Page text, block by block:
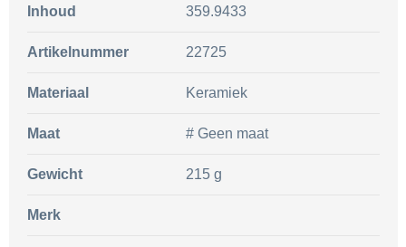
Inhoud 359.9433
Artikelnummer 22725
Materiaal Keramiek
Maat # Geen maat
Gewicht 215 g
Merk